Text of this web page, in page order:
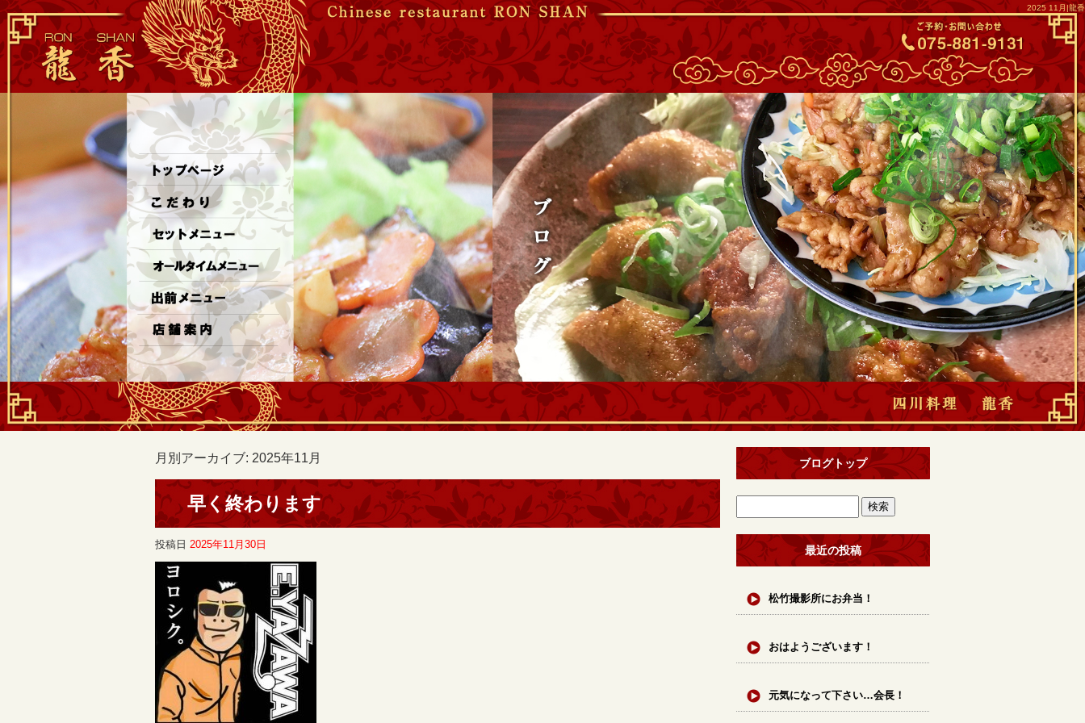
2025 11月|龍香
月別アーカイブ: 2025年11月
早く終わります
投稿日 2025年11月30日
ブログトップ
最近の投稿
松竹撮影所にお弁当！
おはようございます！
元気になって下さい…会長！